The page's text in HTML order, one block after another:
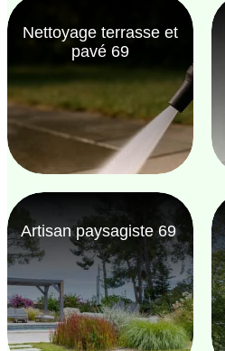
Nettoyage terrasse et
pavé 69
Artisan paysagiste 69